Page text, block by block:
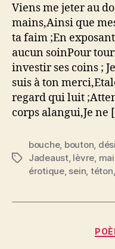
Viens me jeter au
mains,Ainsi que
ta faim ;En
aucun soinPour
investir ses coins ;
suis à ton
regard qui luit
corps alangui,Je ne
Étiquettes
bouche, bouton
Jadeaust, lèvre
érotique, sein téton